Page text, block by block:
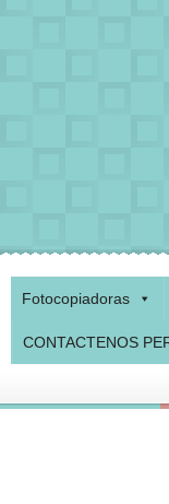
Fotocopiadoras
CONTACTENOS